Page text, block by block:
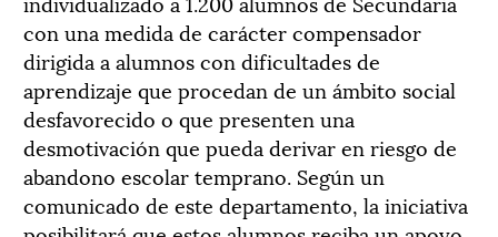
con una medida de carácter compensador
dirigida a alumnos con dificultades de
aprendizaje que procedan de un ámbito social
desfavorecido o que presenten una
desmotivación que pueda derivar en riesgo de
abandono escolar temprano. Según un
comunicado de este departamento, la iniciativa